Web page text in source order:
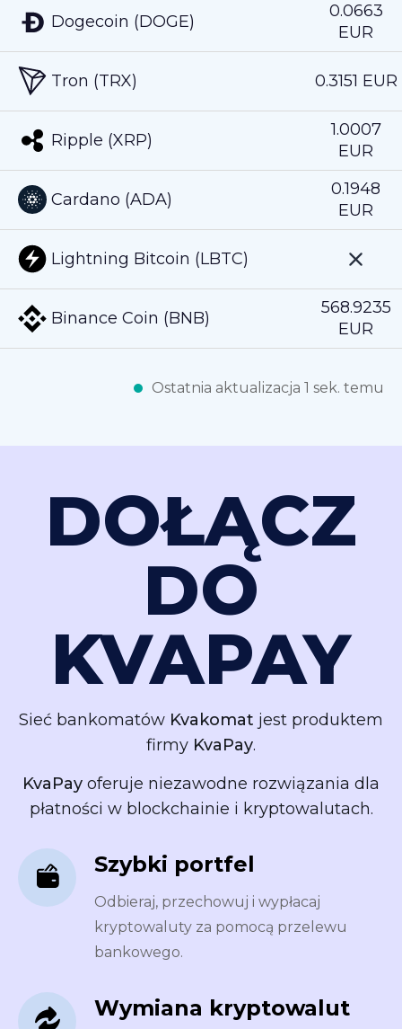
Dogecoin (DOGE)
Tron (TRX)
Ripple (XRP)
Cardano (ADA)
Lightning Bitcoin (LBTC)
Binance Coin (BNB)
0.0663
EUR
0.3151 EUR
1.0007
EUR
0.1948
EUR
568.9235
EUR
Ostatnia aktualizacja 1 sek. temu
DOŁĄCZ
DO
KVAPAY
Sieć bankomatów Kvakomat jest produktem
firmy KvaPay.
KvaPay oferuje niezawodne rozwiązania dla
płatności w blockchainie i kryptowalutach.
Szybki portfel
Odbieraj, przechowuj i wypłacaj
kryptowaluty za pomocą przelewu
bankowego.
Wymiana kryptowalut